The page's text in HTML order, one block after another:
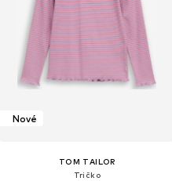
Nové
TOM TAILOR
Tričko